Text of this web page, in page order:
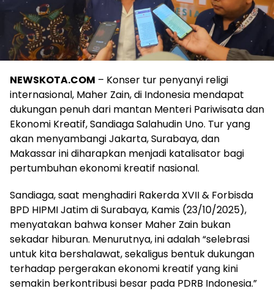
NEWSKOTA.COM – Konser tur penyanyi religi
internasional, Maher Zain, di Indonesia mendapat
dukungan penuh dari mantan Menteri Pariwisata dan
Ekonomi Kreatif, Sandiaga Salahudin Uno. Tur yang
akan menyambangi Jakarta, Surabaya, dan
Makassar ini diharapkan menjadi katalisator bagi
pertumbuhan ekonomi kreatif nasional.
Sandiaga, saat menghadiri Rakerda XVII & Forbisda
BPD HIPMI Jatim di Surabaya, Kamis (23/10/2025),
menyatakan bahwa konser Maher Zain bukan
sekadar hiburan. Menurutnya, ini adalah “selebrasi
untuk kita bershalawat, sekaligus bentuk dukungan
terhadap pergerakan ekonomi kreatif yang kini
semakin berkontribusi besar pada PDRB Indonesia.”